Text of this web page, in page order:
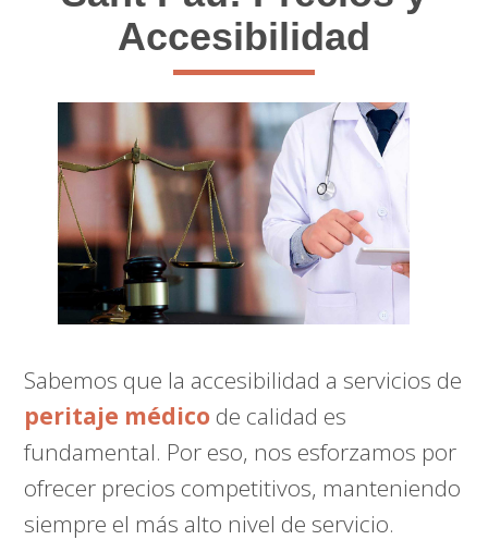
Accesibilidad
Sabemos que la accesibilidad a servicios de
peritaje médico de calidad es
fundamental. Por eso, nos esforzamos por
ofrecer precios competitivos, manteniendo
siempre el más alto nivel de servicio.